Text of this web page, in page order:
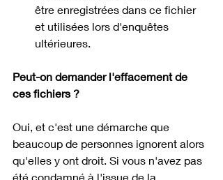
être enregistrées dans ce fichier
et utilisées lors d'enquêtes
ultérieures.
Peut-on demander l'effacement de
ces fichiers ?
Oui, et c'est une démarche que
beaucoup de personnes ignorent alors
qu'elles y ont droit. Si vous n'avez pas
été condamné à l'issue de la